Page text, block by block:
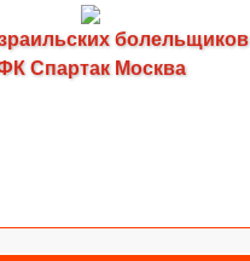
болельщиков
Спартак Москва